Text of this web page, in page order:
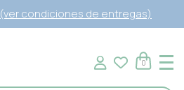
(ver condiciones de entregas)
0